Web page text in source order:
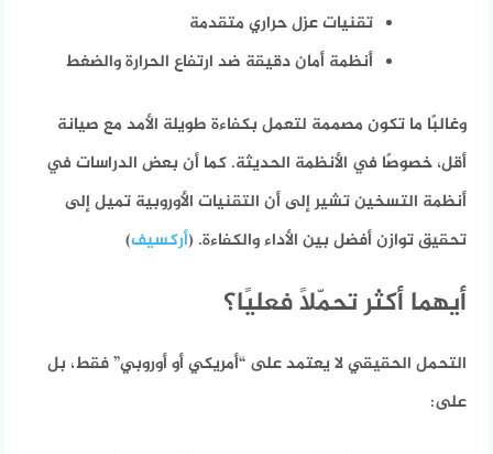
تقنيات عزل حراري متقدمة
أنظمة أمان دقيقة ضد ارتفاع الحرارة والضغط
وغالبًا ما تكون مصممة لتعمل بكفاءة طويلة الأمد مع صيانة
أقل، خصوصًا في الأنظمة الحديثة. كما أن بعض الدراسات في
أنظمة التسخين تشير إلى أن التقنيات الأوروبية تميل إلى
تحقيق توازن أفضل بين الأداء والكفاءة. (أركسيف)
أيهما أكثر تحمّلًا فعليًا؟
التحمل الحقيقي لا يعتمد على “أمريكي أو أوروبي” فقط، بل
على: